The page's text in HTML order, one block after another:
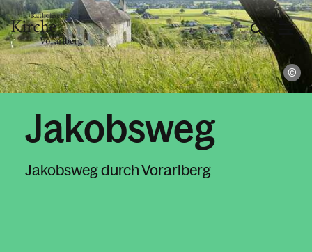
Gesellschaft & Kultur
Glaube & Feste
Jakobsweg
Jakobsweg durch Vorarlberg